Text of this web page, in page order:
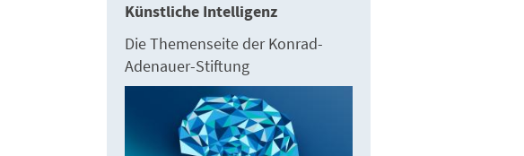
Künstliche Intelligenz
Die Themenseite der Konrad-
Adenauer-Stiftung